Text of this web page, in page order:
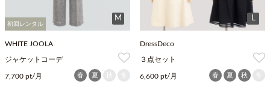
初回レンタル
M
WHITE JOOLA
ジャケットコーデ
7,700 pt/月 春 夏
L
DressDeco
３点セット
6,600 pt/月 春 夏 秋